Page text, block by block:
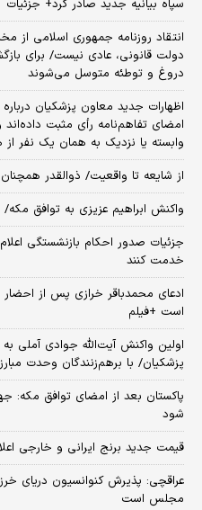
سپاه بیانیه جدید صادر کرد+ جزئیات
انتقاد روزنامه جمهوری اسلامی
دولت قانونی، عادی نیست/ برای
دروغ و توطئه متوسل می‌شوند
امضای تفاهم‌نامه رأی مثبت
وابسته یا نزدیک به همان یک نفر از
از شایعه تا واقعیت/ ذوالقدر
واکنش ابراهیم عزیزی به توافق
خدمت کنند
ادعای محمدباقر خرازی پس از
است +فیلم
اولین واکنش آیت‌الله جوادی آملی به
پزشکیان/ با برهم‌زنندگان وحدت
پاکستان بعد از امضای توافق مکه:
شود
قیمت جدید برنج ایرانی و خارجی
عراقچی: پذیرش کنوانسیون دریای
مجلس است